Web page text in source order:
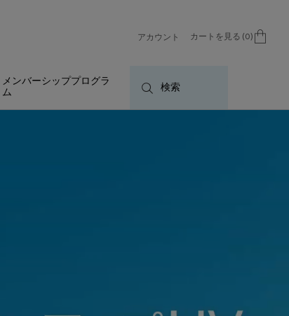
アカウント カートを見る 0
0 カート内の製品
メンバーシッププログラ
ム
検索